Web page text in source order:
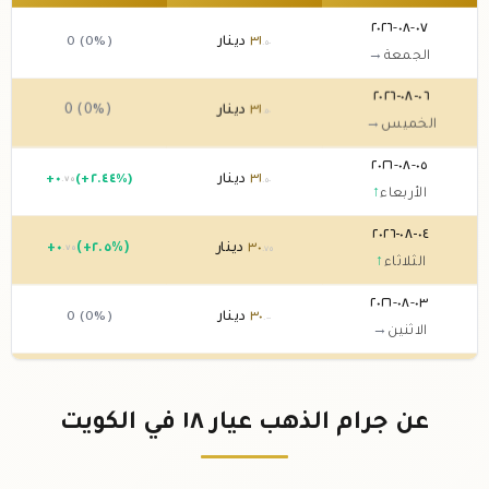
٠٧-٠٨-٢٠٢٦
الجمعة →
٣١ .٥٠ دينار 0 (0%)
٠٦-٠٨-٢٠٢٦
الخميس →
٣١ .٥٠ دينار 0 (0%)
٠٥-٠٨-٢٠٢٦
الأربعاء↑
٣١ .٥٠ دينار +٠ .٧٥ (+٢.٤٤%)
٠٤-٠٨-٢٠٢٦
الثلاثاء ↑
٣٠ .٧٥ دينار +٠ .٧٥ (+٢.٥%)
٠٣-٠٨-٢٠٢٦
الاثنين →
٣٠ .٠٠ دينار 0 (0%)
٣٠.٠٠ دينار
عن جرام الذهب عيار ١٨ في الكويت